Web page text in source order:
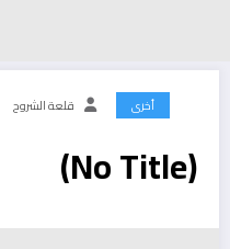
أخرى قلعة الشروح
(No Title)